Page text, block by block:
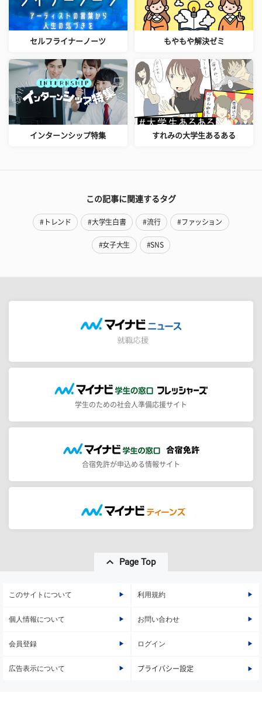
セルフライナーノーツ もやもや解決ゼミ
インターンシップ特集 すれみの大学生あるある
この記事に関連するタグ
#トレンド #大学生白書 #流行 #ファッション
#女子大生 #SNS
学生のための社会人準備応援サイト
合宿免許が申込める情報サイト
Page Top
このサイトについて 利用規約
個人情報について お問い合わせ
会員登録 ログイン
広告表示について プライバシー設定